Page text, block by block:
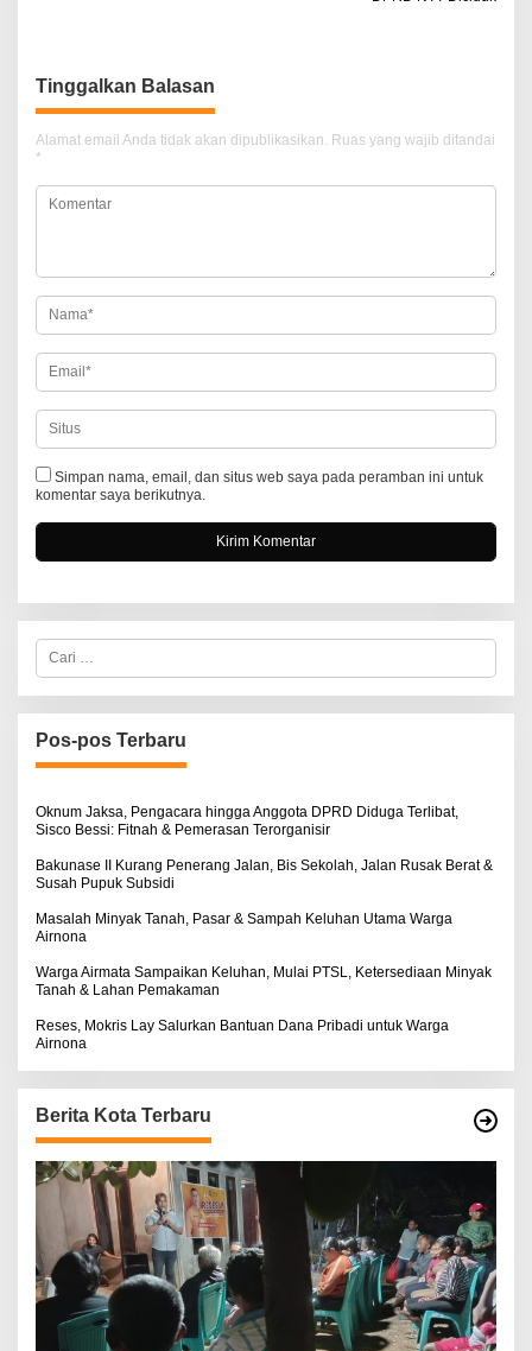
g
a
s
o
s
Tinggalkan Balasan
Alamat email Anda tidak akan dipublikasikan. Ruas yang wajib ditandai
*
Simpan nama, email, dan situs web saya pada peramban ini untuk
komentar saya berikutnya.
C
r
i
u
n
u
:
Pos-pos Terbaru
Oknum Jaksa, Pengacara hingga Anggota DPRD Diduga Terlibat,
Sisco Bessi: Fitnah & Pemerasan Terorganisir
Bakunase II Kurang Penerang Jalan, Bis Sekolah, Jalan Rusak Berat &
Susah Pupuk Subsidi
Masalah Minyak Tanah, Pasar & Sampah Keluhan Utama Warga
Airnona
Warga Airmata Sampaikan Keluhan, Mulai PTSL, Ketersediaan Minyak
Tanah & Lahan Pemakaman
Reses, Mokris Lay Salurkan Bantuan Dana Pribadi untuk Warga
Airnona
Berita Kota Terbaru